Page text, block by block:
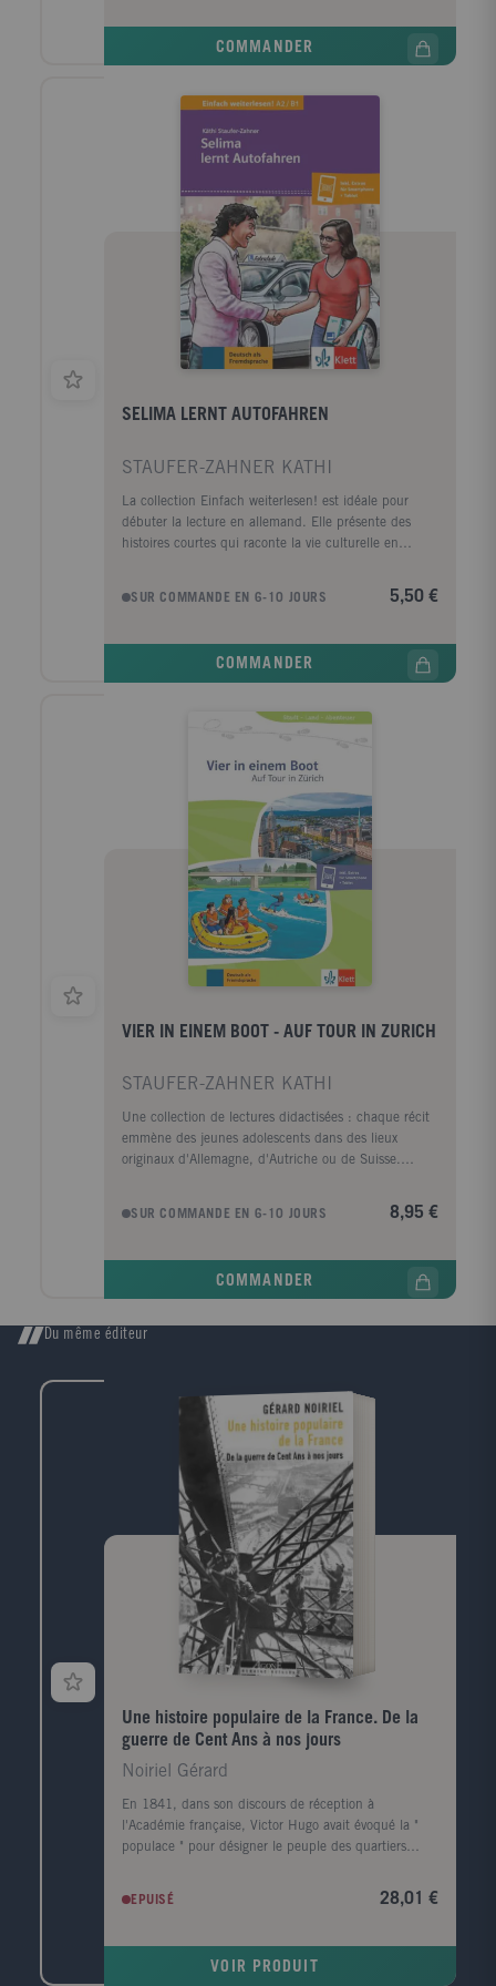
fait du mensonge l'instrument de fins viles, le moyen
d'un mercantilisme passant s'il le faut sur le corps de
ses semblables.
peu, ou trop mal ? Les nouvelles technologies
pour l’écologie ? Issus d’horizons disciplinaires
polytechnique fédérale de Lausanne, invitent le
lecteur à un voyage dans le temps et l’espace à la
découverte des multiples dimensions de
l’alimentation, des pratiques ancestrales aux
controverses actuelles et de l’exploration d’un champ
cultivé au fonctionnement d’une cellule vivante.
COMMANDER
SELIMA LERNT AUTOFAHREN
STAUFER-ZAHNER KATHI
La collection Einfach weiterlesen! est idéale pour
débuter la lecture en allemand. Elle présente des
histoires courtes qui raconte la vie culturelle en
SUR COMMANDE EN 6-10 JOURS 5,50 €
COMMANDER
VIER IN EINEM BOOT - AUF TOUR IN ZURICH
STAUFER-ZAHNER KATHI
Une collection de lectures didactisées : chaque récit
emmène des jeunes adolescents dans des lieux
originaux d'Allemagne, d'Autriche ou de Suisse.
une excursion en bateau pneumatique sur la rivière
SUR COMMANDE EN 6-10 JOURS 8,95 €
COMMANDER
Du même éditeur
Une histoire populaire de la France. De la
guerre de Cent Ans à nos jours
Noiriel Gérard
En 1841, dans son discours de réception à
l'Académie française, Victor Hugo avait évoqué la "
populace " pour désigner le peuple des quartiers
protesté dans un article de La Ruche populaire, Hugo
fut très embarrassé. Il prit conscience à ce moment-là
dévalorisant. Progressivement le mot " misérable ",
EPUISÉ 28,01 €
VOIR PRODUIT